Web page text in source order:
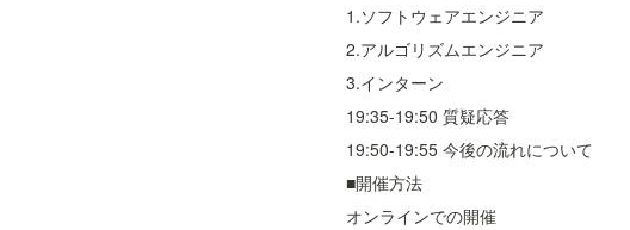
1.ソフトウェアエンジニア
2.アルゴリズムエンジニア
3.インターン
19:35-19:50 質疑応答
19:50-19:55 今後の流れについて
■開催方法
オンラインでの開催